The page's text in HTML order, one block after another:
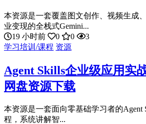
本资源是一套覆盖图文创作、视频生成
业变现的全栈式Gemini...
19 小时前
0 0
3
学习培训/课程 资源
Agent Skills企业级应用实
网盘资源下载
本资源是一套面向零基础学习者的Agent
程，系统讲解智...